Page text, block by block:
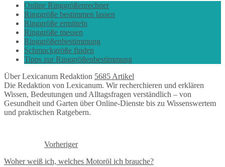
Online Ringgrößenrechner
Ringgröße bestimmen lassen
Ringgröße ermitteln
Ringgröße messen
Ringgrößenbestimmung
Schmuckgröße finden
Tipps zur Ringgrößenbestimmung
Über Lexicanum Redaktion 5685 Artikel
Die Redaktion von Lexicanum. Wir recherchieren und erklären
Wissen, Bedeutungen und Alltagsfragen verständlich – von
Gesundheit und Garten über Online-Dienste bis zu Wissenswertem
und praktischen Ratgebern.
Vorheriger
Woher weiß ich, welches Motoröl ich brauche?